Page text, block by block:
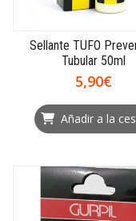
Sellante TUFO
Tubular 50ml
5,90€
Añadir a la